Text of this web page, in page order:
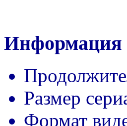
Информация
Размер
Формат